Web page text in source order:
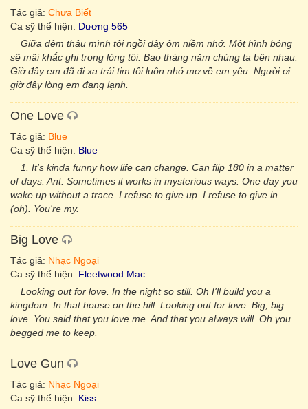
Tác giả: Chưa Biết
Ca sỹ thể hiện: Dương 565
Giữa đêm thâu mình tôi ngồi đây ôm niềm nhớ. Một hình bóng
sẽ mãi khắc ghi trong lòng tôi. Bao tháng năm chúng ta bên nhau.
Giờ đây em đã đi xa trái tim tôi luôn nhớ mơ về em yêu. Người ơi
giờ đây lòng em đang lạnh.
One Love
Tác giả: Blue
Ca sỹ thể hiện: Blue
1. It's kinda funny how life can change. Can flip 180 in a matter
of days. Ant: Sometimes it works in mysterious ways. One day you
wake up without a trace. I refuse to give up. I refuse to give in
(oh). You're my.
Big Love
Tác giả: Nhạc Ngoại
Ca sỹ thể hiện: Fleetwood Mac
Looking out for love. In the night so still. Oh I'll build you a
kingdom. In that house on the hill. Looking out for love. Big, big
love. You said that you love me. And that you always will. Oh you
begged me to keep.
Love Gun
Tác giả: Nhạc Ngoại
Ca sỹ thể hiện: Kiss